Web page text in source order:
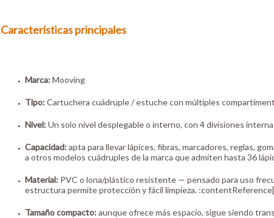
Características principales
Marca:Mooving
Tipo:Cartuchera cuádruple / estuche con múltiples
Nivel:Un solo nivel desplegable o interno, con 4 divisiones
Capacidad:apta para llevar lápices, fibras, marcadores, reglas,
a otros modelos cuádruples de la marca que admiten hasta 36
Material: PVC o lona/plástico resistente — pensado para uso
estructura permite protección y fácil limpieza.
Tamaño compacto:aunque ofrece más espacio, sigue siendo